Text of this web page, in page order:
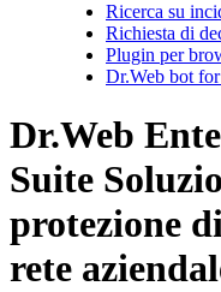
Ricerca su
Richiesta di
Plugin per
Dr.Web bot
Dr.Web
Suite
protezione
rete